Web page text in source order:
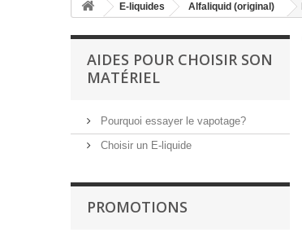
E-liquides Alfaliquid (original)
AIDES POUR CHOISIR SON
MATÉRIEL
Pourquoi essayer le vapotage?
Choisir un E-liquide
PROMOTIONS